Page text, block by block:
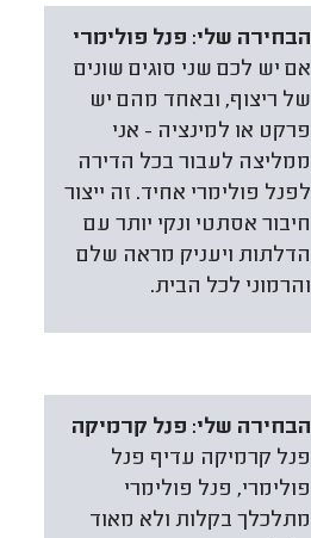
הבחירה שלי: פנל פולימרי
אם יש לכם שני סוגים שונים
של ריצוף, ובאחד מהם יש
פרקט או למינציה - אני
ממליצה לעבור בכל הדירה
לפנל פולימרי אחיד. זה ייצור
חיבור אסתטי ונקי יותר עם
הדלתות ויעניק מראה שלם
והרמוני לכל הבית.
הבחירה שלי: פנל קרמיקה
פנל קרמיקה עדיף פנל
פולימרי, פנל פולימרי
מתלכלך בקלות ולא מאוד